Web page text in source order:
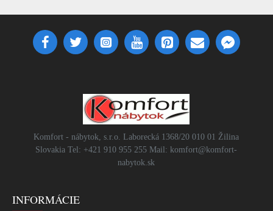
Komfort - nábytok, s.r.o. Laborecká 1368/20 010 01 Žilina
Slovakia Tel: +421 910 955 255 Mail: komfort@komfort-
nabytok.sk
INFORMÁCIE